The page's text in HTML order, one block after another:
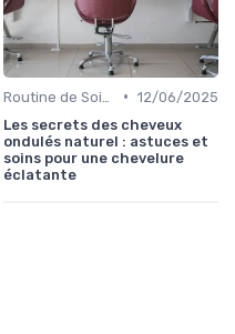
• 12/06/2025
Les secrets des cheveux
ondulés naturel : astuces et
soins pour une chevelure
éclatante